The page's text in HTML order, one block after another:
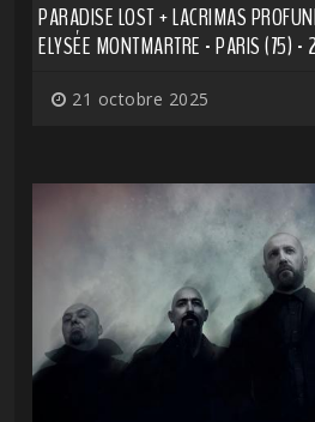
PARADISE LOST + LACRIMAS
ELYSÉE MONTMARTRE - PARIS (75)
21 octobre 2025